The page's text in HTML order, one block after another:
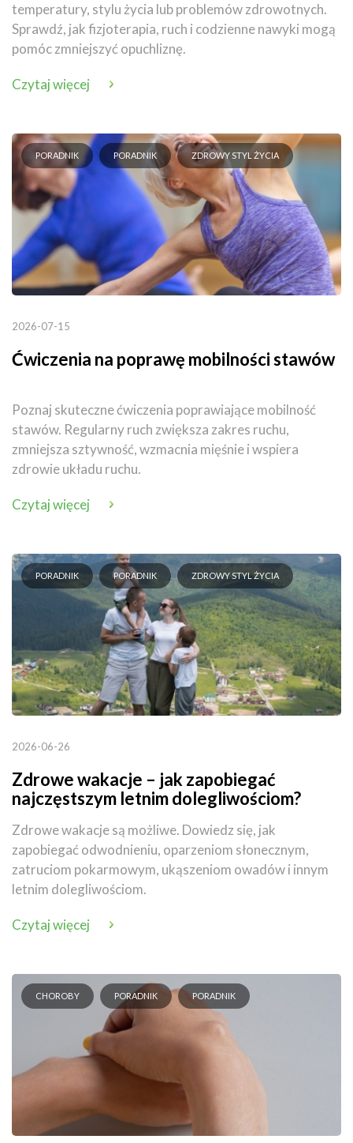
temperatury, stylu życia lub problemów zdrowotnych.
Sprawdź, jak fizjoterapia, ruch i codzienne nawyki mogą
pomóc zmniejszyć opuchliznę.
Czytaj więcej
PORADNIK PORADNIK ZDROWY STYL ŻYCIA
2026-07-15
Ćwiczenia na poprawę mobilności stawów
Poznaj skuteczne ćwiczenia poprawiające mobilność
stawów. Regularny ruch zwiększa zakres ruchu,
zmniejsza sztywność, wzmacnia mięśnie i wspiera
zdrowie układu ruchu.
Czytaj więcej
PORADNIK PORADNIK ZDROWY STYL ŻYCIA
2026-06-26
Zdrowe wakacje – jak zapobiegać
najczęstszym letnim dolegliwościom?
Zdrowe wakacje są możliwe. Dowiedz się, jak
zapobiegać odwodnieniu, oparzeniom słonecznym,
zatruciom pokarmowym, ukąszeniom owadów i innym
letnim dolegliwościom.
Czytaj więcej
CHOROBY PORADNIK PORADNIK